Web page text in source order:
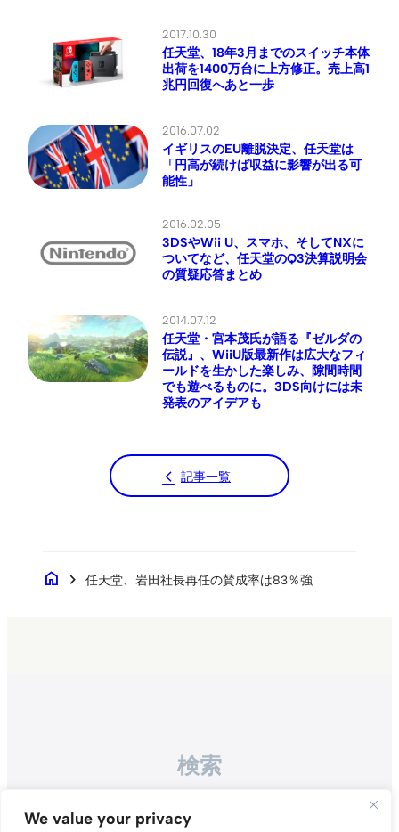
We value your privacy
2017.10.30
任天堂、18年3月までのスイッチ本体
出荷を1400万台に上方修正。売上高1
兆円回復へあと一歩
2016.07.02
イギリスのEU離脱決定、任天堂は
「円高が続けば収益に影響が出る可
能性」
2016.02.05
3DSやWii U、スマホ、そしてNXに
ついてなど、任天堂のQ3決算説明会
の質疑応答まとめ
2014.07.12
任天堂・宮本茂氏が語る『ゼルダの
伝説』、WiiU版最新作は広大なフィ
ールドを生かした楽しみ、隙間時間
でも遊べるものに。3DS向けには未
発表のアイデアも
記事一覧
home chevron_right 任天堂、岩田社長再任の賛成率は83％強
検索
Search